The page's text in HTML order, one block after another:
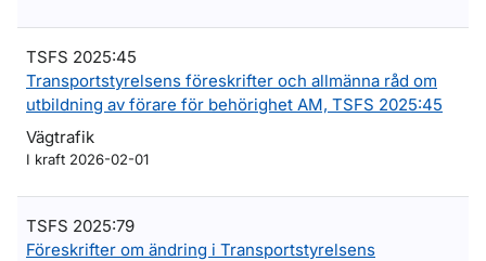
TSFS 2025:45
Transportstyrelsens föreskrifter och allmänna råd om
utbildning av förare för behörighet AM, TSFS 2025:45
Vägtrafik
I kraft 2026-02-01
TSFS 2025:79
Föreskrifter om ändring i Transportstyrelsens